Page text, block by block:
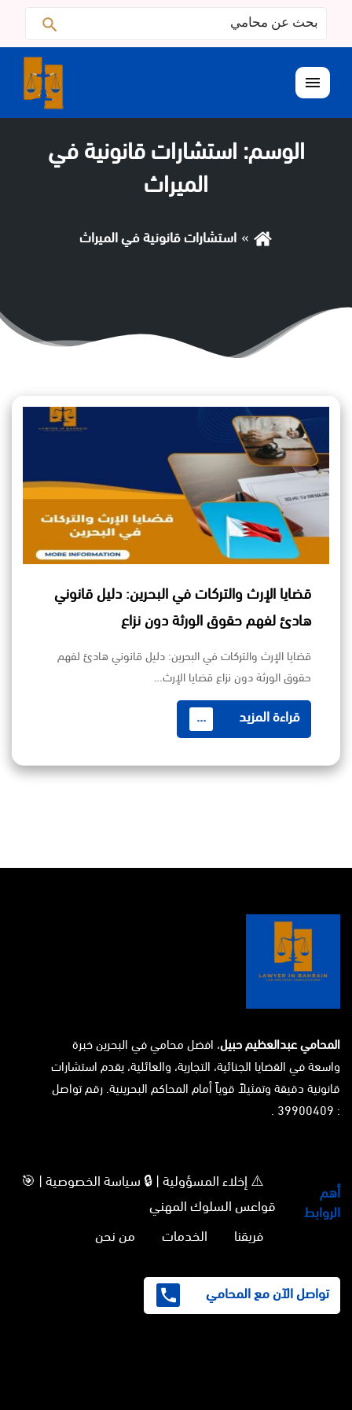
البحث
عن:
القائمة
الوسم: استشارات قانونية في
الميراث
استشارات قانونية في الميراث
قضايا الإرث والتركات في البحرين: دليل قانوني
هادئ لفهم حقوق الورثة دون نزاع
قضايا الإرث والتركات في البحرين: دليل قانوني هادئ لفهم
حقوق الورثة دون نزاع قضايا الإرث…
قراءة المزيد ...
المحامي عبدالعظيم حبيل، افضل محامي في البحرين خبرة
واسعة في القضايا الجنائية، التجارية، والعائلية، يقدم استشارات
قانونية دقيقة وتمثيلاً قوياً أمام المحاكم البحرينية. رقم تواصل
: 39900409 .
أهم
الروابط
⚠️ إخلاء المسؤولية | 🔒 سياسة الخصوصية | 🎯
قواعس السلوك المهني
فريقنا
الخدمات من نحن
تواصل الآن مع المحامي